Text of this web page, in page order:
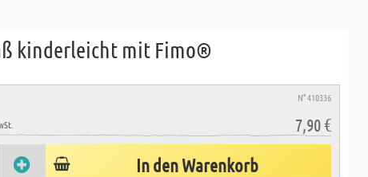
kinderleicht mit Fimo®
N° 410336
7,90 €
In den Warenkorb